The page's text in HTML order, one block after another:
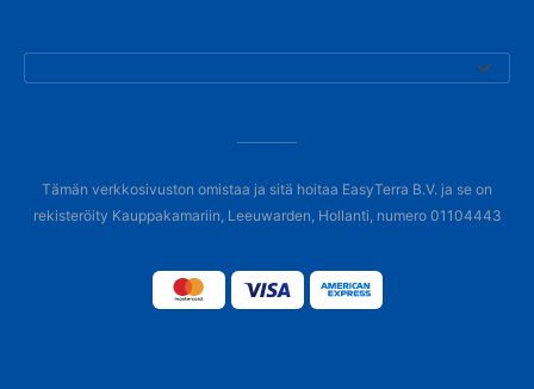
Tämän verkkosivuston omistaa ja sitä hoitaa EasyTerra B.V. ja se on
rekisteröity Kauppakamariin, Leeuwarden, Hollanti, numero 01104443